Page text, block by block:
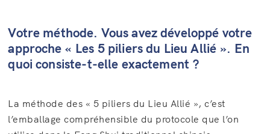
Votre méthode. Vous avez développé votre
approche « Les 5 piliers du Lieu Allié ». En
quoi consiste-t-elle exactement ?
La méthode des « 5 piliers du Lieu Allié », c’est
l’emballage compréhensible du protocole que l’on